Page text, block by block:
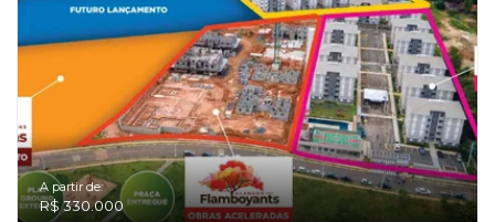
A partir de:
R$ 330.000